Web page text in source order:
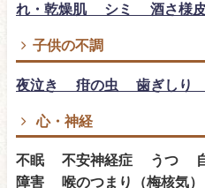
れ・乾燥肌 シミ 酒さ様
子供の不調
夜泣き 疳の虫 歯ぎしり
心・神経
不眠 不安神経症 うつ 自
障害 喉のつまり（梅核気